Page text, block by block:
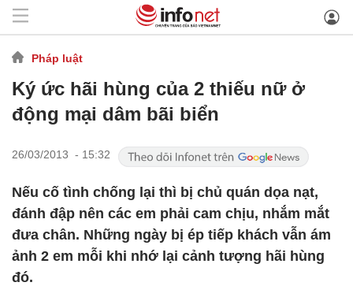
Pháp luật
Ký ức hãi hùng của 2 thiếu nữ ở
động mại dâm bãi biển
26/03/2013 - 15:32
Nếu cố tình chống lại thì bị chủ quán dọa nạt,
đánh đập nên các em phải cam chịu, nhắm mắt
đưa chân. Những ngày bị ép tiếp khách vẫn ám
ảnh 2 em mỗi khi nhớ lại cảnh tượng hãi hùng
đó.